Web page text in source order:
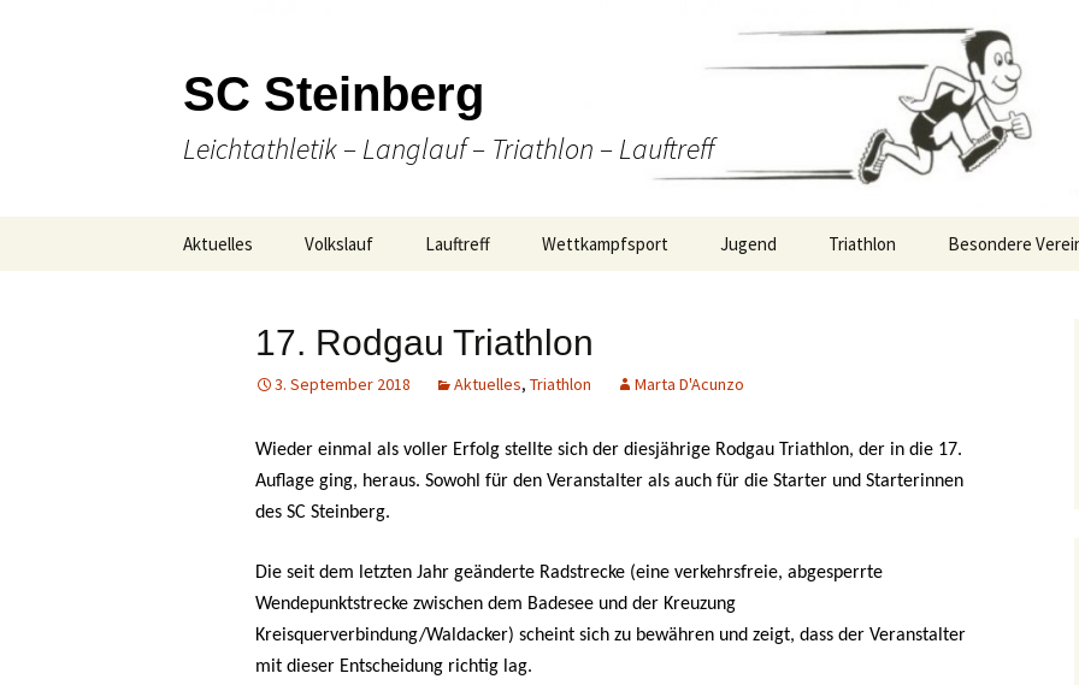
SC Steinberg
Leichtathletik – Langlauf – Triathlon – Lauftreff
Aktuelles Volkslauf
Ausschreibung
Strecken-
Gesamtübersicht
Strecke: 10km Plan
Foto-Impressionen 2019
Foto-Impressionen 2018
Lauftreff
Laufen
Gesellige Aktivitäten
Permanente Strecken
Berichte Lauftreff
Wettkampfsport
Berichte
Jugend Triathlon Besondere
17. Rodgau Triathlon
3. September 2018 Aktuelles, Triathlon Marta D'Acunzo
Wieder einmal als voller Erfolg stellte sich der diesjährige Rodgau Triathlon, der in die 17.
Auflage ging, heraus. Sowohl für den Veranstalter als auch für die Starter und Starterinnen
des SC Steinberg.
Die seit dem letzten Jahr geänderte Radstrecke (eine verkehrsfreie, abgesperrte
Wendepunktstrecke zwischen dem Badesee und der Kreuzung
Kreisquerverbindung/Waldacker) scheint sich zu bewähren und zeigt, dass der Veranstalter
mit dieser Entscheidung richtig lag.